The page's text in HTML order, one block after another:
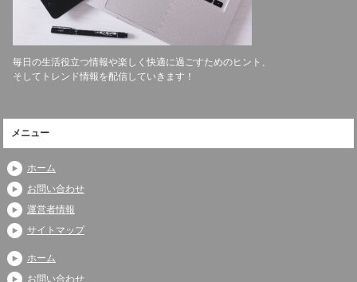
毎日の生活役立つ情報や楽しく快適に過ごすためのヒント、
そしてトレンド情報を配信していきます！
メニュー
ホーム
お問い合わせ
運営者情報
サイトマップ
ホーム
お問い合わせ